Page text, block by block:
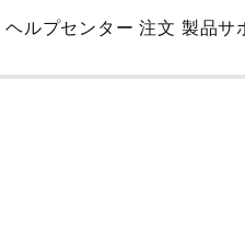
Skip
Main
ヘルプセンター 注文 製品サ